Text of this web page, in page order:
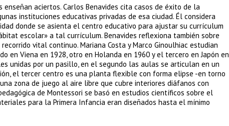
aciertos. Carlos Benavides cita casos de éxito de la
instituciones educativas privadas de esa ciudad. Él considera
donde se asienta el centro educativo para ajustar su currículum
escolar» a tal currículum. Benavides reflexiona también sobre
vital continuo. Mariana Costa y Marco Ginoulhiac estudian
en Viena en 1928, otro en Holanda en 1960 y el tercero en Japón en
unidas por un pasillo, en el segundo las aulas se articulan en un
el tercer centro es una planta flexible con forma elipse -en torno
zona de juego al aire libre que cubre interiores diáfanos con
de Montessori se basó en estudios científicos sobre el
para la Primera Infancia eran diseñados hasta el mínimo